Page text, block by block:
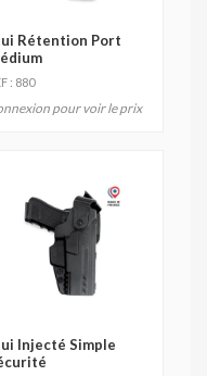
Rétention Port
: 880
pour voir le prix
Injecté Simple